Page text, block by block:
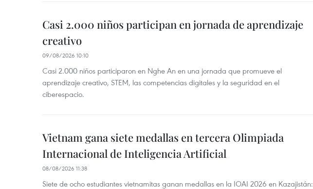
Casi 2.000 niños participan en jornada de aprendizaje
creativo
09/08/2026 10:10
Casi 2.000 niños participaron en Nghe An en una jornada que promueve el
aprendizaje creativo, STEM, las competencias digitales y la seguridad en el
ciberespacio.
Vietnam gana siete medallas en tercera Olimpiada
Internacional de Inteligencia Artificial
08/08/2026 11:38
Siete de ocho estudiantes vietnamitas ganan medallas en la IOAI 2026 en Kazajistán: